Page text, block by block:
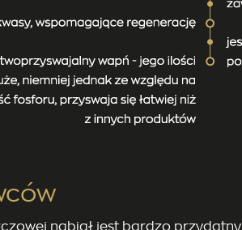
nabiał jest bardzo